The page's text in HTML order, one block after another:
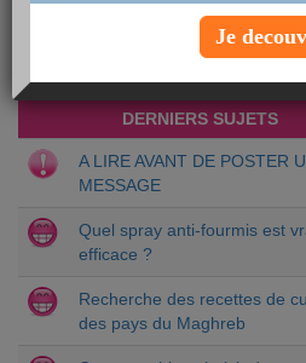
Chercher un sujet
DERNIERS SUJETS
A LIRE AVANT DE POSTER
MESSAGE
Quel spray anti-fourmis est
efficace ?
Recherche des recettes de
des pays du Maghreb
Je